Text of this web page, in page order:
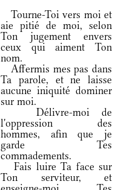
Tourne-Toi vers moi et
aie pitié de moi, selon
Ton jugement envers
ceux qui aiment Ton
nom.
Affermis mes pas dans
Ta parole, et ne laisse
aucune iniquité dominer
sur moi.
Délivre-moi de
l'oppression des
hommes, afin que je
garde Tes
commadements.
Fais luire Ta face sur
Ton serviteur, et